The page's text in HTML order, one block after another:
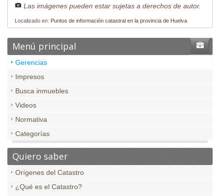
Las imágenes pueden estar sujetas a derechos de autor.
Localizado en: Puntos de información catastral en la provincia de Huelva
Menú principal
Gerencias
Impresos
Busca inmuebles
Videos
Normativa
Categorías
Quiero saber
Orígenes del Catastro
¿Qué es el Catastro?